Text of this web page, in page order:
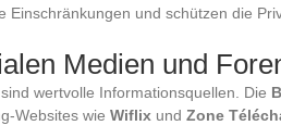
Einschränkungen und schützen die
Medien und
wertvolle Informationsquellen. Die
Websites wie Wiflix und Zone